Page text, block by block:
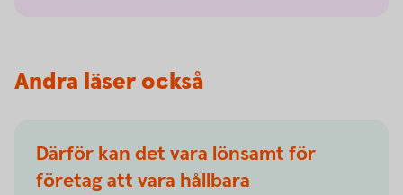
Andra läser också
Därför kan det vara lönsamt för
företag att vara hållbara